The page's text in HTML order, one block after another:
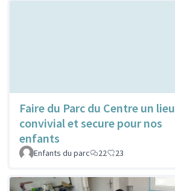
Faire du Parc du Centre un lieu
convivial et secure pour nos
enfants
Enfants du parc 22 23